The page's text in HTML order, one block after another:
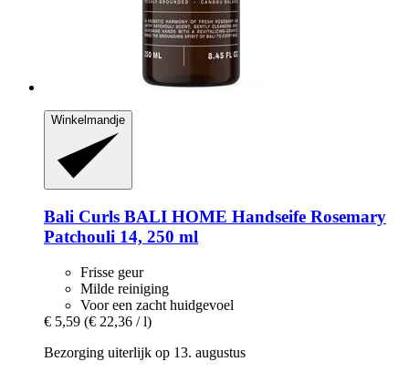
Winkelmandje
Bali Curls BALI HOME Handseife Rosemary
Patchouli 14, 250 ml
Frisse geur
Milde reiniging
Voor een zacht huidgevoel
€ 5,59 (€ 22,36 / l)
Bezorging uiterlijk op 13. augustus